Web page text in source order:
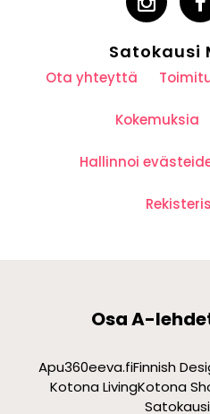
Satokausi
Ota yhteyttä
Kokemuksia
Hallinnoi
Osa A-
Apu360eeva.fiFinnish
Kotona LivingKotona
Satokausi